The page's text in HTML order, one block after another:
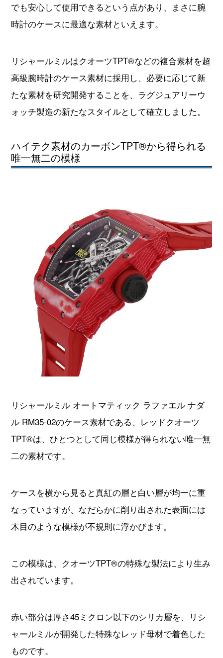
高級腕時計のケース素材に採用し、必要に応じて新
たな素材を研究開発することを、ラグジュアリーウ
ハイテク素材のカーボンTPT®から得られる
唯一無二の模様
リシャールミル オートマティック ラファエル ナダ
ル RM35-02のケース素材である、レッドクオーツ
TPT®は、ひとつとして同じ模様が得られない唯一無
ケースを横から見ると真紅の層と白い層が均一に重
なっていますが、なだらかに削り出された表面には
木目のような模様が不規則に浮かびます。
この模様は、クオーツTPT®の特殊な製法により生み
出されています。
ャールミルが開発した特殊なレッド母材で着色した
ものです。
赤い母材とホワイトのクオーツファイバーを、各層
の繊維の方向を45度ずらしながらきっちりと重ねて
いき、航空機部品製造レベルの高圧窯で120度の熱処